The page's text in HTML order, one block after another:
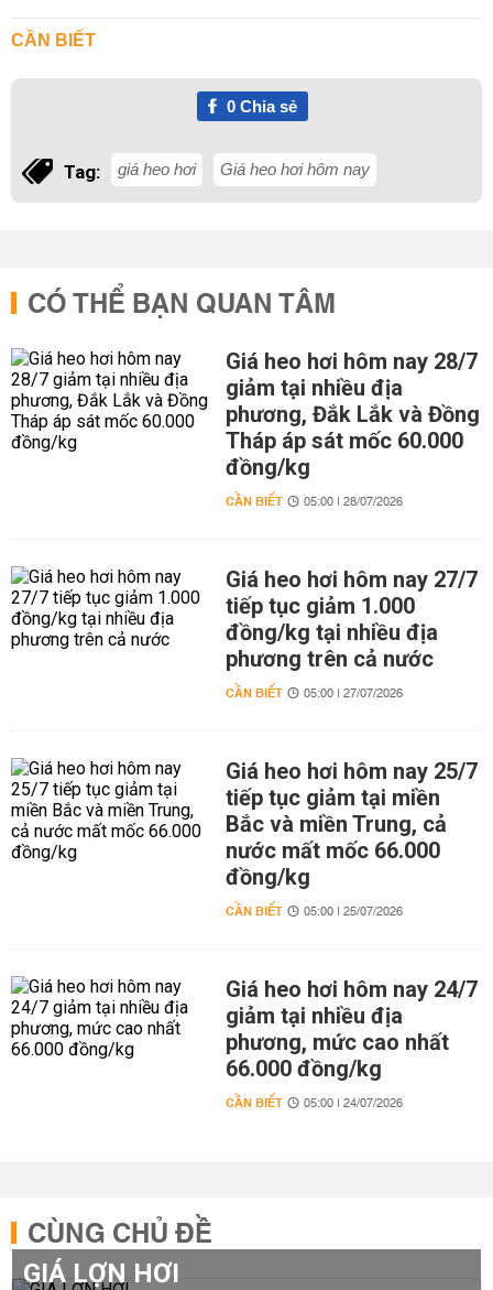
CẦN BIẾT
0Chia sẻ
Tag: giá heo hơi Giá heo hơi hôm nay
CÓ THỂ BẠN QUAN TÂM
Giá heo hơi hôm nay 28/7
giảm tại nhiều địa
phương, Đắk Lắk và Đồng
Tháp áp sát mốc 60.000
đồng/kg
CẦN BIẾT 05:00 | 28/07/2026
Giá heo hơi hôm nay 27/7
tiếp tục giảm 1.000
đồng/kg tại nhiều địa
phương trên cả nước
CẦN BIẾT 05:00 | 27/07/2026
Giá heo hơi hôm nay 25/7
tiếp tục giảm tại miền
Bắc và miền Trung, cả
nước mất mốc 66.000
đồng/kg
CẦN BIẾT 05:00 | 25/07/2026
Giá heo hơi hôm nay 24/7
giảm tại nhiều địa
phương, mức cao nhất
66.000 đồng/kg
CẦN BIẾT 05:00 | 24/07/2026
CÙNG CHỦ ĐỀ
GIÁ LỢN HƠI